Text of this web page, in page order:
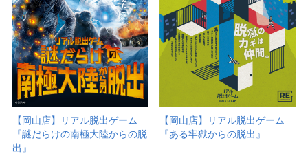
【岡山店】リアル脱出ゲーム
『謎だらけの南極大陸からの脱
出』
【岡山店】リアル脱出ゲーム
『ある牢獄からの脱出』